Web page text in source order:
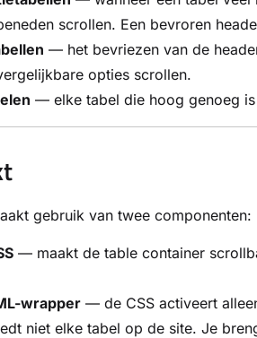
scrollen. Een bevroren
— het bevriezen van de
opties scrollen.
— elke tabel die hoog genoeg
gebruik van twee componenten:
— maakt de table container
wrapper — de CSS activeert
niet elke tabel op de site. Je